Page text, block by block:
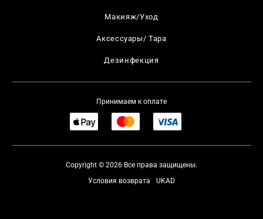
Макияж/Уход
Аксессуары/ Тара
Дезинфекция
Принимаем к оплате
Copyright © 2026 Все права защищены.
UKAD
Условия возврата